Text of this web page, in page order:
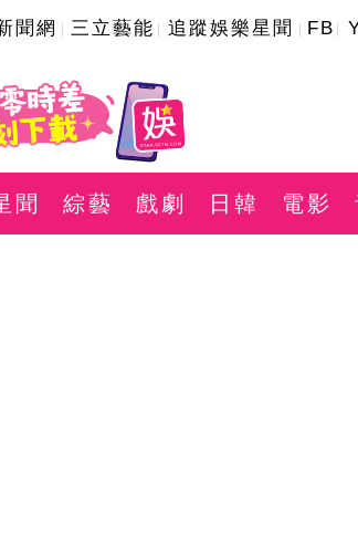
聞網 三立藝能 追蹤娛樂星聞 FB
聞 綜藝 戲劇 日韓 電影